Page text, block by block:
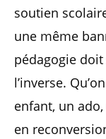
soutien
une même
pédagogie doit
l’inverse.
enfant, un
en